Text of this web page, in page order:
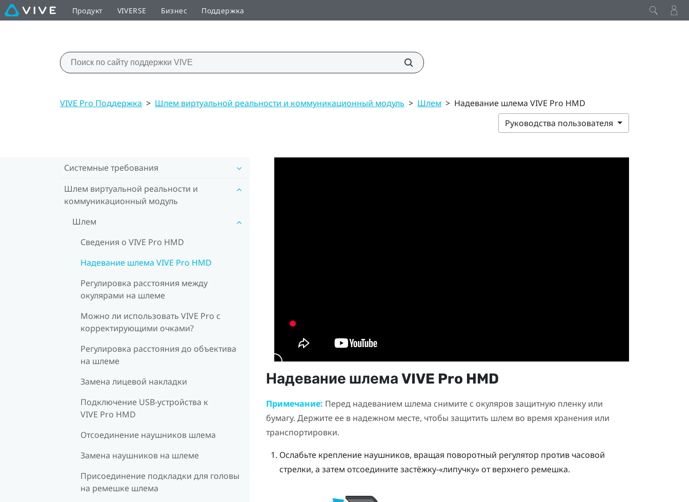
Продукт VIVERSE Бизнес Поддержка
VIVE Pro Поддержка > Шлем виртуальной реальности и коммуникационный модуль > Шлем > Надевание шлема VIVE Pro HMD
Руководства пользователя
Системные требования
Шлем виртуальной реальности и
коммуникационный модуль
Шлем
Сведения о VIVE Pro HMD
Надевание шлема VIVE Pro HMD
Регулировка расстояния между
окулярами на шлеме
Можно ли использовать VIVE Pro c
корректирующими очками?
Регулировка расстояния до объектива
на шлеме
Замена лицевой накладки
Подключение USB-устройства к
VIVE Pro HMD
Отсоединение наушников шлема
Замена наушников на шлеме
Присоединение подкладки для головы
на ремешке шлема
Надевание шлема VIVE Pro HMD
Примечание: Перед надеванием шлема снимите с окуляров защитную пленку или
бумагу. Держите ее в надежном месте, чтобы защитить шлем во время хранения или
транспортировки.
Ослабьте крепление наушников, вращая поворотный регулятор против часовой
стрелки, а затем отсоедините застёжку-«липучку» от верхнего ремешка.